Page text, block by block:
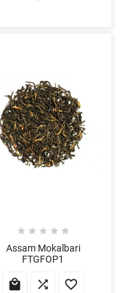
    
Assam Mokalbari
FTGFOP1
  